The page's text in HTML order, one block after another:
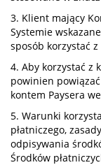
3. Klient mający
Systemie
sposób korzystać
4. Aby korzystać z
powinien
kontem Paysera
5. Warunki
płatniczego,
odpisywania
Środków